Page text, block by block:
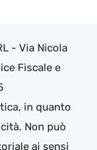
- Via Nicola
Fiscale e
in quanto
Non può
ai sensi